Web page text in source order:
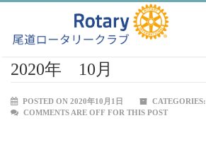
2020年 10月
POSTED ON 2020年10月1日
CATEGORIES:
COMMENTS ARE OFF FOR THIS POST